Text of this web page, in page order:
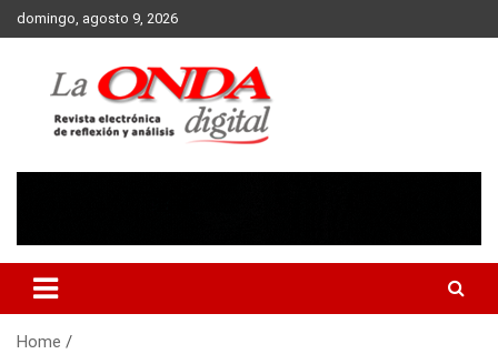
Skip
to
domingo, agosto 9, 2026
Home